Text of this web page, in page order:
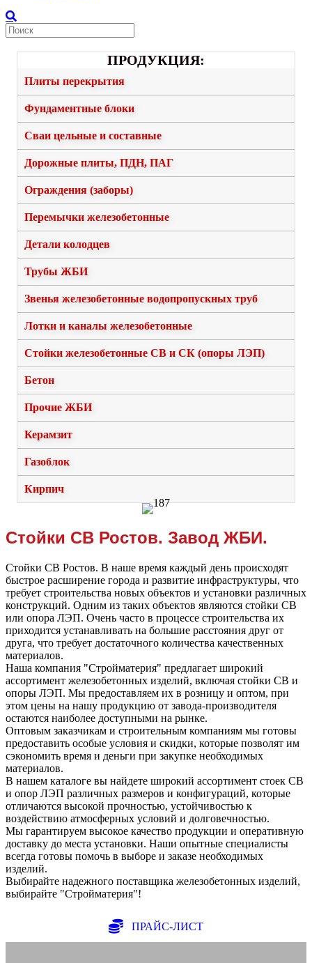
ПРОДУКЦИЯ:
Плиты перекрытия
Фундаментные блоки
Сваи цельные и составные
Дорожные плиты, ПДН, ПАГ
Ограждения (заборы)
Перемычки железобетонные
Детали колодцев
Трубы ЖБИ
Звенья железобетонные водопропускных труб
Лотки и каналы железобетонные
Стойки железобетонные СВ и СК (опоры ЛЭП)
Бетон
Прочие ЖБИ
Керамзит
Газоблок
Кирпич
Стойки СВ Ростов. Завод ЖБИ.
Стойки СВ Ростов. В наше время каждый день происходят
быстрое расширение города и развитие инфраструктуры, что
требует строительства новых объектов и установки различных
конструкций. Одним из таких объектов являются стойки СВ
или опора ЛЭП. Очень часто в процессе строительства их
приходится устанавливать на большие расстояния друг от
друга, что требует достаточного количества качественных
материалов.
Наша компания "Стройматерия" предлагает широкий
ассортимент железобетонных изделий, включая стойки СВ и
опоры ЛЭП. Мы предоставляем их в розницу и оптом, при
этом цены на нашу продукцию от завода-производителя
остаются наиболее доступными на рынке.
Оптовым заказчикам и строительным компаниям мы готовы
предоставить особые условия и скидки, которые позволят им
сэкономить время и деньги при закупке необходимых
материалов.
В нашем каталоге вы найдете широкий ассортимент стоек СВ
и опор ЛЭП различных размеров и конфигураций, которые
отличаются высокой прочностью, устойчивостью к
воздействию атмосферных условий и долговечностью.
Мы гарантируем высокое качество продукции и оперативную
доставку до места установки. Наши опытные специалисты
всегда готовы помочь в выборе и заказе необходимых
изделий.
Выбирайте надежного поставщика железобетонных изделий,
выбирайте "Стройматерия"!
ПРАЙС-ЛИСТ